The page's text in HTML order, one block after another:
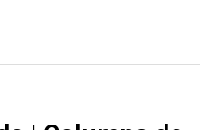
RÍTMICA